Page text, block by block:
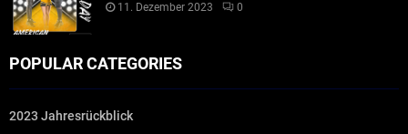
11. Dezember 2023 0
POPULAR CATEGORIES
2023 Jahresrückblick